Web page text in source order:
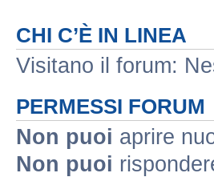
CHI C’È IN LINEA
Visitano il forum:
PERMESSI FORUM
Non puoi aprire
Non puoi